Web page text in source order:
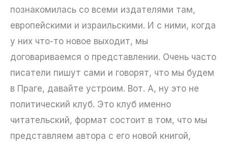
познакомилась со всеми издателями там,
европейскими и израильскими. И с ними, когда
у них что-то новое выходит, мы
договариваемся о представлении. Очень часто
писатели пишут сами и говорят, что мы будем
в Праге, давайте устроим. Вот. А, ну это не
политический клуб. Это клуб именно
читательский, формат состоит в том, что мы
представляем автора с его новой книгой,